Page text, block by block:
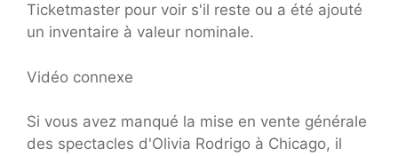
Ticketmaster pour voir s'il reste ou a été ajouté
un inventaire à valeur nominale.
Vidéo connexe
Si vous avez manqué la mise en vente générale
des spectacles d'Olivia Rodrigo à Chicago, il